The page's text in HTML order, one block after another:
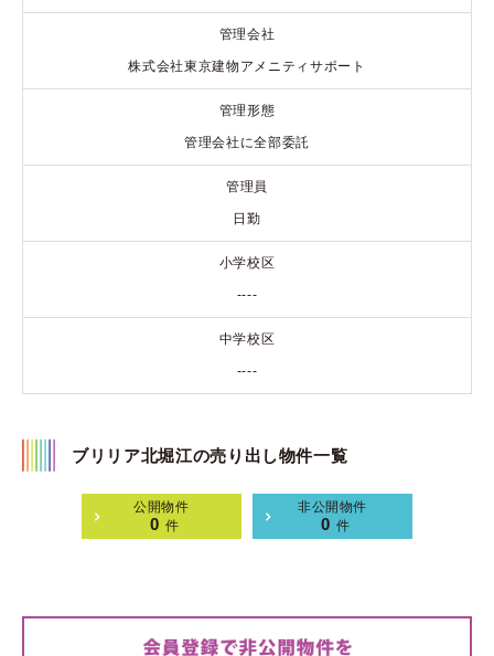
管理会社
株式会社東京建物アメニティサポート
管理形態
管理会社に全部委託
管理員
日勤
小学校区
----
中学校区
----
ブリリア北堀江の売り出し物件一覧
公開物件
0 件
非公開物件
0 件